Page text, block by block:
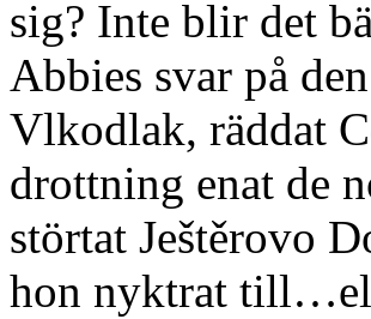
sig? Inte blir det
Abbies svar på
Vlkodlak, räddat
drottning enat de
störtat Ještěrovo
hon nyktrat